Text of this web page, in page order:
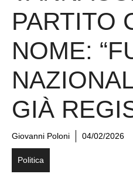
PARTITO
NOME:
GIÀ
Giovanni Poloni 04/02/2026
Politica